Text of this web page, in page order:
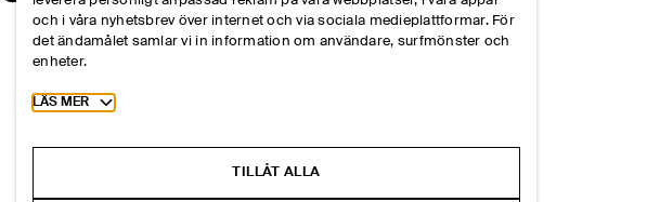
och i våra nyhetsbrev över internet och via sociala medieplattformar. För
det ändamålet samlar vi in information om användare, surfmönster och
enheter.
Toggle more cookie information
LÄS MER
TILLÅT ALLA